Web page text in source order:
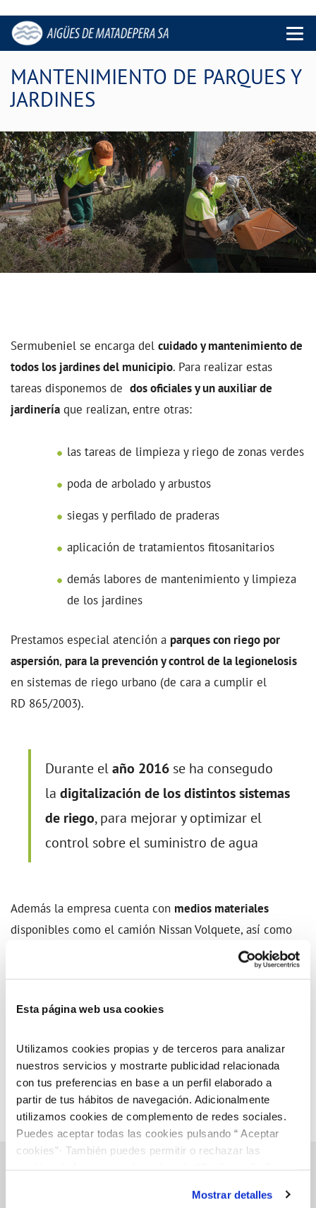
Esta página web usa cookies
Utilizamos cookies propias y de terceros para analizar
nuestros servicios y mostrarte publicidad relacionada
con tus preferencias en base a un perfil elaborado a
partir de tus hábitos de navegación. Adicionalmente
utilizamos cookies de complemento de redes sociales.
Puedes aceptar todas las cookies pulsando “ Aceptar
cookies”· También puedes permitir o rechazar las
instalación de todas las cookies salvo las necesarias que
Mostrar detalles
Menu
MANTENIMIENTO DE PARQUES Y
JARDINES
Sermubeniel se encarga del cuidado y mantenimiento de
todos los jardines del municipio. Para realizar estas
tareas disponemos de dos oficiales y un auxiliar de
jardinería que realizan, entre otras:
las tareas de limpieza y riego de zonas verdes
poda de arbolado y arbustos
siegas y perfilado de praderas
aplicación de tratamientos fitosanitarios
demás labores de mantenimiento y limpieza
de los jardines
Prestamos especial atención a parques con riego por
aspersión, para la prevención y control de la legionelosis
en sistemas de riego urbano (de cara a cumplir el
RD 865/2003).
Durante elaño 2016 se ha consegudo
la digitalización de los distintos sistemas
de riego, para mejorar y optimizar el
control sobre el suministro de agua
Además la empresa cuenta con medios materiales
disponibles como el camión Nissan Volquete, así como
maquinaria y herramientas como corta-setos,